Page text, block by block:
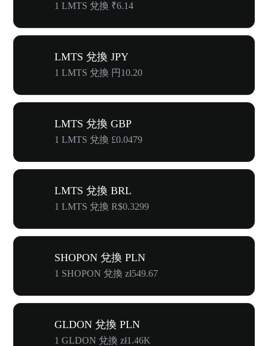
1 LMTS 兌換 ₹6.14
LMTS 兌換 JPY
1 LMTS 兌換 円10.20
LMTS 兌換 GBP
1 LMTS 兌換 £0.0479
LMTS 兌換 BRL
1 LMTS 兌換 R$0.3299
SHOPON 兌換 PLN
1 SHOPON 兌換 zł549.67
GLDON 兌換 PLN
1 GLDON 兌換 zł1.46K